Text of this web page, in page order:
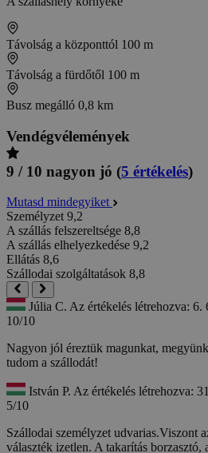
Távolság a központtól 100 m
Távolság a fürdőtől 100 m
Busz megálló 0,8 km
Vendégvélemények
9 / 10 nagyon jó (5 értékelés)
Mutasd mindegyiket
Személyzet 9,2
A szállás felszereltsége 8,8
A szállás elhelyezkedése 9,2
Ellátás 8,6
Szállodai szolgáltatások 8,8
Júlia C. Az értékelés létrehozva: 6.
10/10
Nagyon jól éreztük magunkat,
tudom a szállodát!
István P. Az értékelés létrehozva:
5/10
Szállodai személyzet udvarias.Viszont
választék izetlen. A takarítás